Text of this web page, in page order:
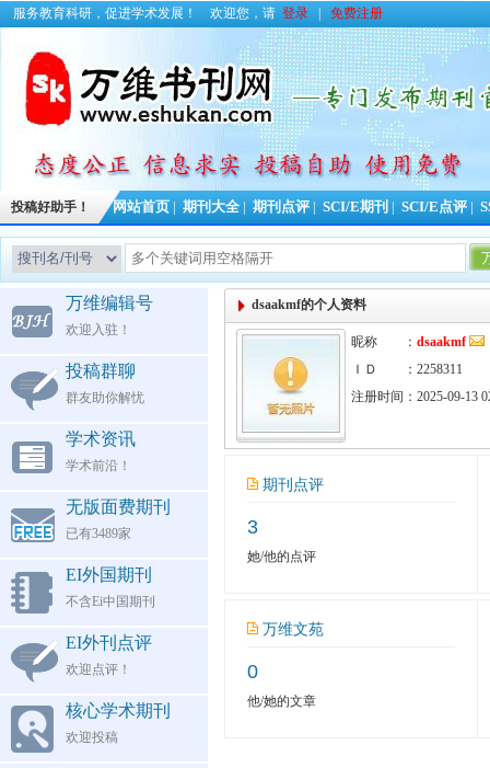
服务教育科研，促进学术发展！ 欢迎您，请 登录 免费注册
投稿好助手！ 网站首页 期刊大全 期刊点评 SCI/E期刊 SCI/E点评
万维编辑号
欢迎入驻！
投稿群聊
群友助你解忧
学术资讯
学术前沿！
无版面费期刊
已有3489家
EI外国期刊
不含Ei中国期刊
EI外刊点评
欢迎点评！
核心学术期刊
欢迎投稿
dsaakmf的个人资料
昵称 ： dsaakmf
ＩＤ ：2258311
注册时间：2025-09-13
期刊点评
3
她/他的点评
万维文苑
0
他/她的文章